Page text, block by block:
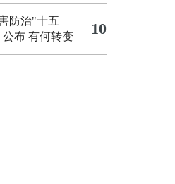
防治"十五
布 有何转变
10